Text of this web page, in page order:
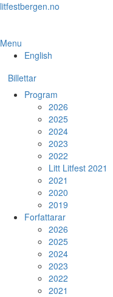
Skip
content
litfestbergen.no
Menu
English
Billettar
Program
2026
2025
2024
2023
2022
Litt Litfest 2021
2021
2020
2019
Forfattarar
2026
2025
2024
2023
2022
2021